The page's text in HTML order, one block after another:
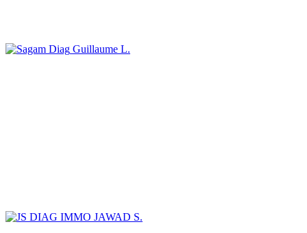
Guillaume L.
JAWAD S.